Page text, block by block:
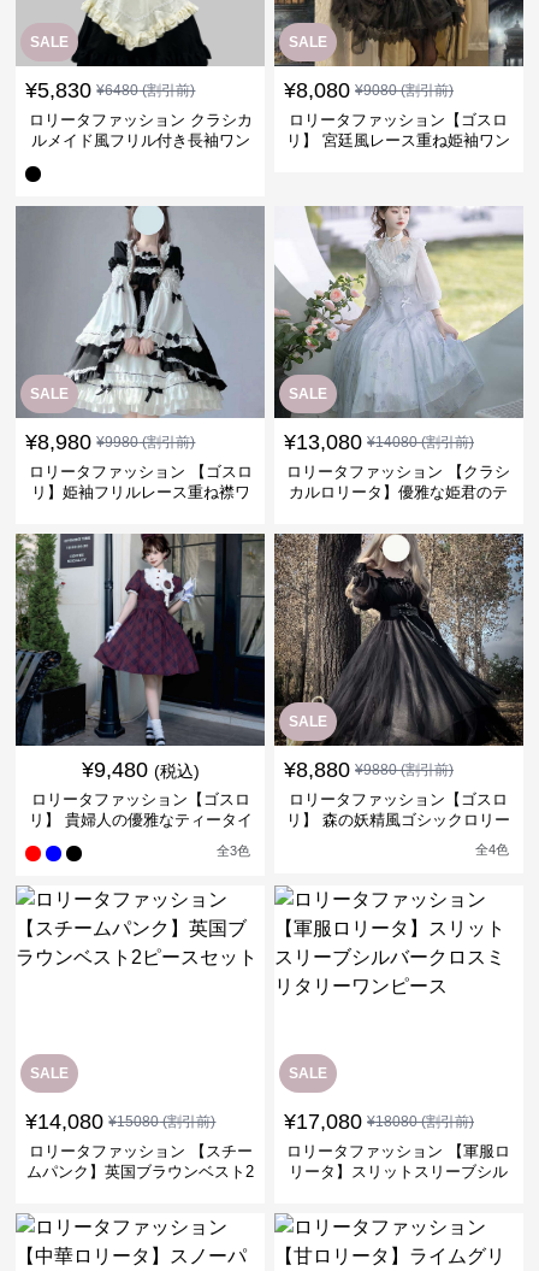
SALE
¥5,830 ¥6480(割引前)
ロリータファッション クラシカ
ルメイド風フリル付き長袖ワン
SALE
¥8,080 ¥9080(割引前)
ロリータファッション【ゴスロ
リ】 宮廷風レース重ね姫袖ワン
SALE
¥8,980 ¥9980(割引前)
ロリータファッション 【ゴスロ
リ】姫袖フリルレース重ね襟ワ
SALE
¥13,080 ¥14080(割引前)
ロリータファッション 【クラシ
カルロリータ】優雅な姫君のテ
¥9,480 (税込)
ロリータファッション【ゴスロ
リ】 貴婦人の優雅なティータイ
全3色
SALE
¥8,880 ¥9880(割引前)
ロリータファッション【ゴスロ
リ】 森の妖精風ゴシックロリー
全4色
SALE
¥14,080 ¥15080(割引前)
ロリータファッション 【スチー
ムパンク】英国ブラウンベスト2
SALE
¥17,080 ¥18080(割引前)
ロリータファッション 【軍服ロ
リータ】スリットスリーブシル